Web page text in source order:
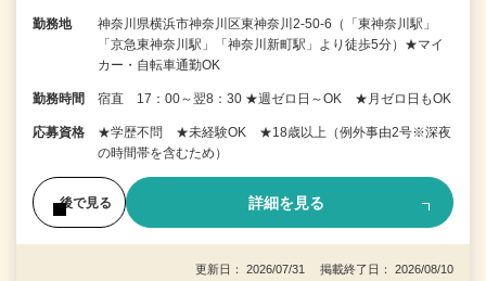
勤務地
神奈川県横浜市神奈川区東神奈川2-50-6（「東神奈川駅」
「京急東神奈川駅」「神奈川新町駅」より徒歩5分）★マイ
カー・自転車通勤OK
勤務時間 宿直 17：00～翌8：30 ★週ゼロ日～OK ★月ゼロ日もOK
応募資格
★学歴不問 ★未経験OK ★18歳以上（例外事由2号※深夜
の時間帯を含むため）
後で見る 詳細を見る
更新日： 2026/07/31 掲載終了日： 2026/08/10